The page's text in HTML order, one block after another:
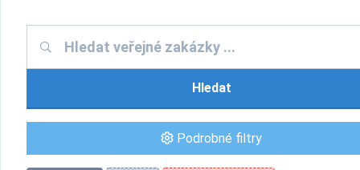
Hledat
Podrobné filtry